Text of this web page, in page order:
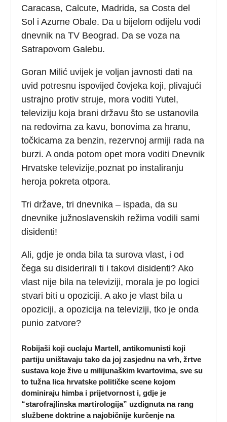
Caracasa, Calcute, Madrida, sa Costa del
Sol i Azurne Obale. Da u bijelom odijelu vodi
dnevnik na TV Beograd. Da se voza na
Satrapovom Galebu.
Goran Milić uvijek je voljan javnosti dati na
uvid potresnu ispovijed čovjeka koji, plivajući
ustrajno protiv struje, mora voditi Yutel,
televiziju koja brani državu što se ustanovila
na redovima za kavu, bonovima za hranu,
točkicama za benzin, rezervnoj armiji rada na
burzi. A onda potom opet mora voditi Dnevnik
Hrvatske televizije,poznat po instaliranju
heroja pokreta otpora.
Tri države, tri dnevnika – ispada, da su
dnevnike južnoslavenskih režima vodili sami
disidenti!
Ali, gdje je onda bila ta surova vlast, i od
čega su disiderirali ti i takovi disidenti? Ako
vlast nije bila na televiziji, morala je po logici
stvari biti u opoziciji. A ako je vlast bila u
opoziciji, a opozicija na televiziji, tko je onda
punio zatvore?
Robijaši koji cuclaju Martell, antikomunisti koji
partiju uništavaju tako da joj zasjednu na vrh, žrtve
sustava koje žive u milijunaškim kvartovima, sve su
to tužna lica hrvatske političke scene kojom
dominiraju himba i prijetvornost i, gdje je
“starofrajlinska martirologija” uzdignuta na rang
službene doktrine a najobičnije kurčenje na